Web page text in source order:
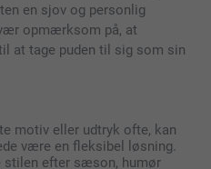
en sjov og personlig
opmærksom på, at
at tage puden til sig som sin
motiv eller udtryk ofte, kan
være en fleksibel løsning.
stilen efter sæson, humør